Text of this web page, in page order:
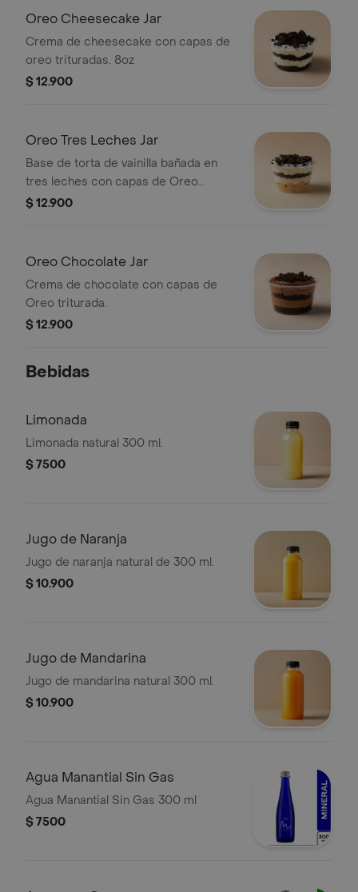
Oreo Cheesecake Jar
Crema de cheesecake con capas de
oreo trituradas. 8oz
$ 12.900
Oreo Tres Leches Jar
Base de torta de vainilla bañada en
tres leches con capas de Oreo
triturada.
$ 12.900
Oreo Chocolate Jar
Crema de chocolate con capas de
Oreo triturada.
$ 12.900
Bebidas
Limonada
Limonada natural 300 ml.
$ 7500
Jugo de Naranja
Jugo de naranja natural de 300 ml.
$ 10.900
Jugo de Mandarina
Jugo de mandarina natural 300 ml.
$ 10.900
Agua Manantial Sin Gas
Agua Manantial Sin Gas 300 ml
$ 7500